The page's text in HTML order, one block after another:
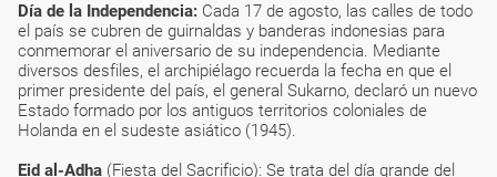
Día de la Independencia: Cada 17 de agosto, las calles de todo
el país se cubren de guirnaldas y banderas indonesias para
conmemorar el aniversario de su independencia. Mediante
diversos desfiles, el archipiélago recuerda la fecha en que el
primer presidente del país, el general Sukarno, declaró un nuevo
Estado formado por los antiguos territorios coloniales de
Holanda en el sudeste asiático (1945).
Eid al-Adha (Fiesta del Sacrificio): Se trata del día grande del